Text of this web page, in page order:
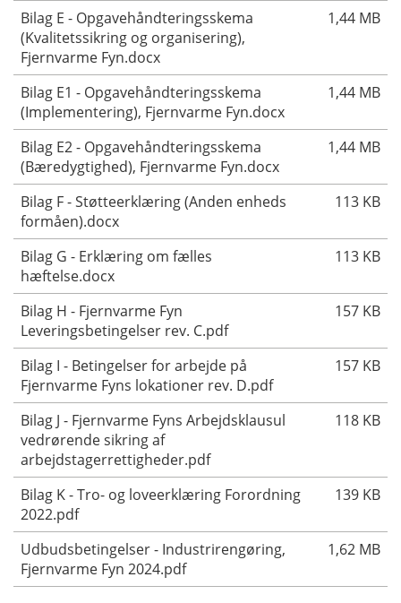
Bilag E - Opgavehåndteringsskema
(Kvalitetssikring og organisering),
Fjernvarme Fyn.docx
1,44 MB
Bilag E1 - Opgavehåndteringsskema
(Implementering), Fjernvarme Fyn.docx
1,44 MB
Bilag E2 - Opgavehåndteringsskema
(Bæredygtighed), Fjernvarme Fyn.docx
1,44 MB
Bilag F - Støtteerklæring (Anden enheds
formåen).docx
113 KB
Bilag G - Erklæring om fælles
hæftelse.docx
113 KB
Bilag H - Fjernvarme Fyn
Leveringsbetingelser rev. C.pdf
157 KB
Bilag I - Betingelser for arbejde på
Fjernvarme Fyns lokationer rev. D.pdf
157 KB
Bilag J - Fjernvarme Fyns Arbejdsklausul
vedrørende sikring af
arbejdstagerrettigheder.pdf
118 KB
Bilag K - Tro- og loveerklæring Forordning
2022.pdf
139 KB
Udbudsbetingelser - Industrirengøring,
Fjernvarme Fyn 2024.pdf
1,62 MB